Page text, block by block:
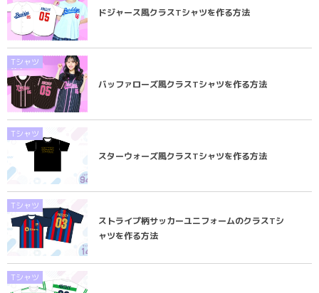
ドジャース風クラスTシャツを作る方法
Tシャツ
バッファローズ風クラスTシャツを作る方法
Tシャツ
スターウォーズ風クラスTシャツを作る方法
Tシャツ
ストライプ柄サッカーユニフォームのクラスTシ
ャツを作る方法
Tシャツ